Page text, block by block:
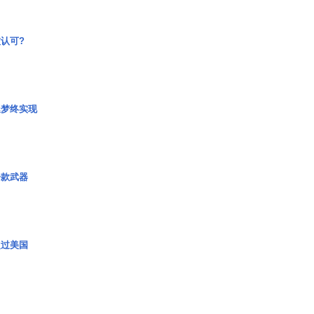
可?
终实现
武器
美国